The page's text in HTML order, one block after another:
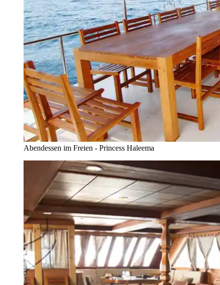
Abendessen im Freien - Princess Haleema